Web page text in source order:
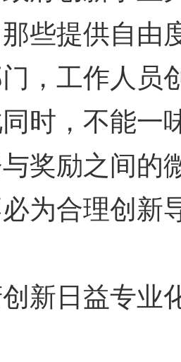
些提供自由
，工作人员
时，不能一
奖励之间的
为合理创新
日益专业